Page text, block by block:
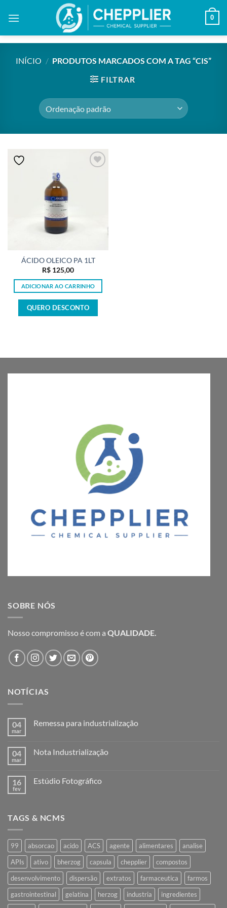
0
INÍCIO / PRODUTOS MARCADOS COM A TAG “CIS”
FILTRAR
ÁCIDO OLEICO PA 1LT
R$ 125,00
ADICIONAR AO CARRINHO
QUERO DESCONTO
SOBRE NÓS
Nosso compromisso é com a QUALIDADE.
NOTÍCIAS
04
mar
Remessa para industrialização
Remessa
04
mar
Nota Industrialização
Nota
16
fev
Estúdio Fotográfico
Fotográfico
TAGS & NCMS
99 absorcao acido ACS agente alimentares
analise
APIs
ativo bherzog capsula chepplier
compostos
desenvolvimento
dispersão extratos farmaceutica
farmos
gastrointestinal
gelatina herzog industria
ingredientes